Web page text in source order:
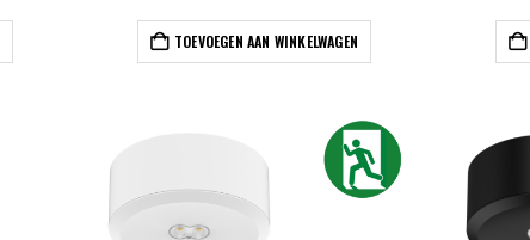
TOEVOEGEN AAN WINKELWAGEN